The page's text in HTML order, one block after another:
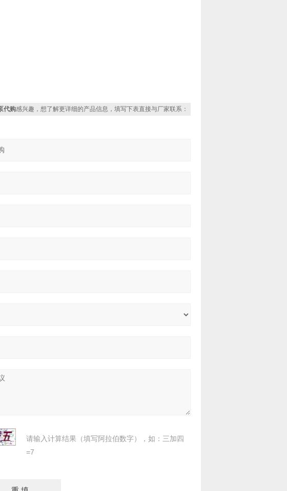
代购感兴趣，想了解更详细的产品信息，填写下表直接与厂家联系：
请输入计算结果（填写阿拉伯数字），如：三加四
=7